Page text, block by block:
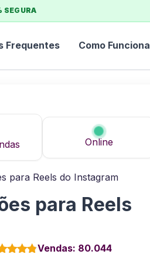
SEGURA
Frequentes Como Funciona
Online
para Reels do Instagram
para Reels
Vendas: 80.044